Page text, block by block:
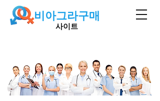
비아그라구매
사이트